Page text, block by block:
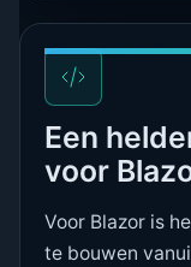
Een
voor
Voor Blazor is
te bouwen